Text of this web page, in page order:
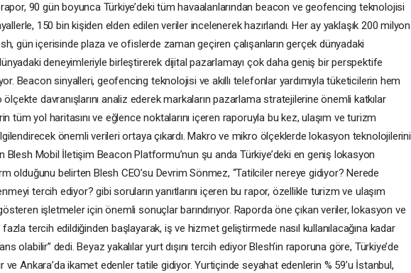
90 gün boyunca Türkiye’deki tüm havaalanlarından beacon ve geofencing teknolojisi
150 bin kişiden elden edilen veriler incelenerek hazırlandı. Her ay yaklaşık 200 milyon
gün içerisinde plaza ve ofislerde zaman geçiren çalışanların gerçek dünyadaki
deneyimleriyle birleştirerek dijital pazarlamayı çok daha geniş bir perspektife
Beacon sinyalleri, geofencing teknolojisi ve akıllı telefonlar yardımıyla tüketicilerin hem
davranışlarını analiz ederek markaların pazarlama stratejilerine önemli katkılar
tüm yol haritasını ve eğlence noktalarını içeren raporuyla bu kez, ulaşım ve turizm
önemli verileri ortaya çıkardı. Makro ve mikro ölçeklerde lokasyon teknolojilerini
Blesh Mobil İletişim Beacon Platformu’nun şu anda Türkiye’deki en geniş lokasyon
olduğunu belirten Blesh CEO’su Devrim Sönmez, “Tatilciler nereye gidiyor? Nerede
tercih ediyor? gibi soruların yanıtlarını içeren bu rapor, özellikle turizm ve ulaşım
işletmeler için önemli sonuçlar barındırıyor. Raporda öne çıkan veriler, lokasyon ve
tercih edildiğinden başlayarak, iş ve hizmet geliştirmede nasıl kullanılacağına kadar
olabilir” dedi. Beyaz yakalılar yurt dışını tercih ediyor Blesh’in raporuna göre, Türkiye’de
Ankara’da ikamet edenler tatile gidiyor. Yurtiçinde seyahat edenlerin % 59’u İstanbul,